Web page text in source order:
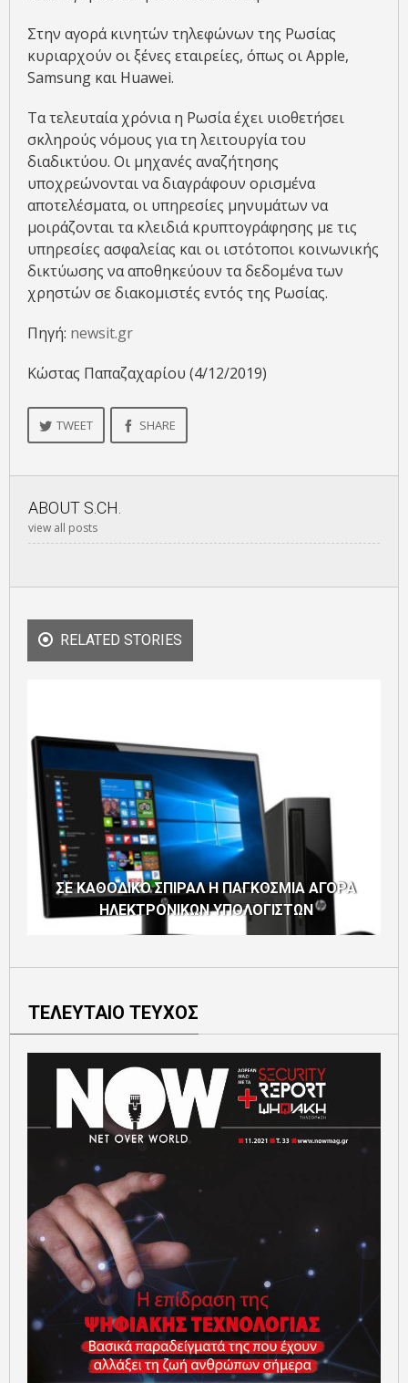
Στην αγορά κινητών τηλεφώνων της Ρωσίας
κυριαρχούν οι ξένες εταιρείες, όπως οι Apple,
Samsung και Huawei.
Τα τελευταία χρόνια η Ρωσία έχει υιοθετήσει
σκληρούς νόμους για τη λειτουργία του
διαδικτύου. Οι μηχανές αναζήτησης
υποχρεώνονται να διαγράφουν ορισμένα
αποτελέσματα, οι υπηρεσίες μηνυμάτων να
μοιράζονται τα κλειδιά κρυπτογράφησης με τις
υπηρεσίες ασφαλείας και οι ιστότοποι κοινωνικής
δικτύωσης να αποθηκεύουν τα δεδομένα των
χρηστών σε διακομιστές εντός της Ρωσίας.
Πηγή: newsit.gr
Κώστας Παπαζαχαρίου (4/12/2019)
TWEET SHARE
ABOUT S.CH.
view all posts
RELATED STORIES
ΣΕ ΚΑΘΟΔΙΚΟ ΣΠΙΡΑΛ Η ΠΑΓΚΟΣΜΙΑ ΑΓΟΡΑ
ΗΛΕΚΤΡΟΝΙΚΩΝ ΥΠΟΛΟΓΙΣΤΩΝ
ΤΕΛΕΥΤΑΙΟ ΤΕΥΧΟΣ